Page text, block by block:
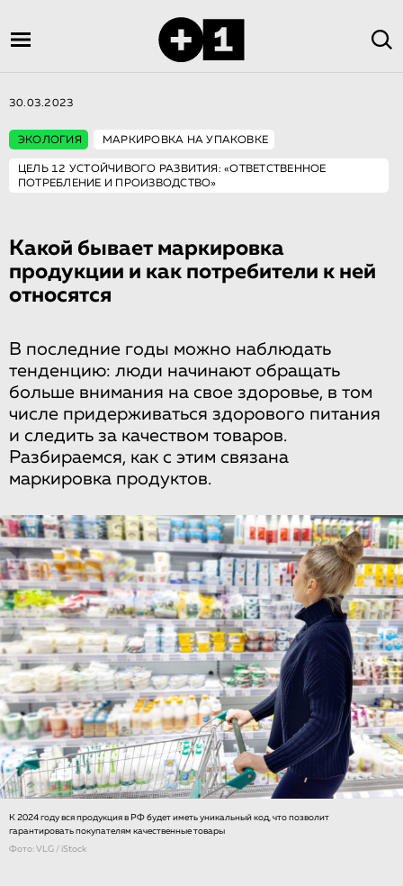
30.03.2023
ЭКОЛОГИЯ МАРКИРОВКА НА УПАКОВКЕ
ЦЕЛЬ 12 УСТОЙЧИВОГО РАЗВИТИЯ: «ОТВЕТСТВЕННОЕ
ПОТРЕБЛЕНИЕ И ПРОИЗВОДСТВО»
Какой бывает маркировка
продукции и как потребители к ней
относятся
В последние годы можно наблюдать
тенденцию: люди начинают обращать
больше внимания на свое здоровье, в том
числе придерживаться здорового питания
и следить за качеством товаров.
Разбираемся, как с этим связана
маркировка продуктов.
К 2024 году вся продукция в РФ будет иметь уникальный код, что позволит
гарантировать покупателям качественные товары
Фото: VLG / iStock